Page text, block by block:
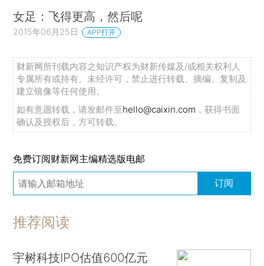
女足：飞得更高，然后呢
2015年06月25日 APP打开
财新网所刊载内容之知识产权为财新传媒及/或相关权利人
专属所有或持有。未经许可，禁止进行转载、摘编、复制及
建立镜像等任何使用。
如有意愿转载，请发邮件至hello@caixin.com ，获得书面
确认及授权后，方可转载。
免费订阅财新网主编精选版电邮
订阅
推荐阅读
宇树科技IPO估值600亿元